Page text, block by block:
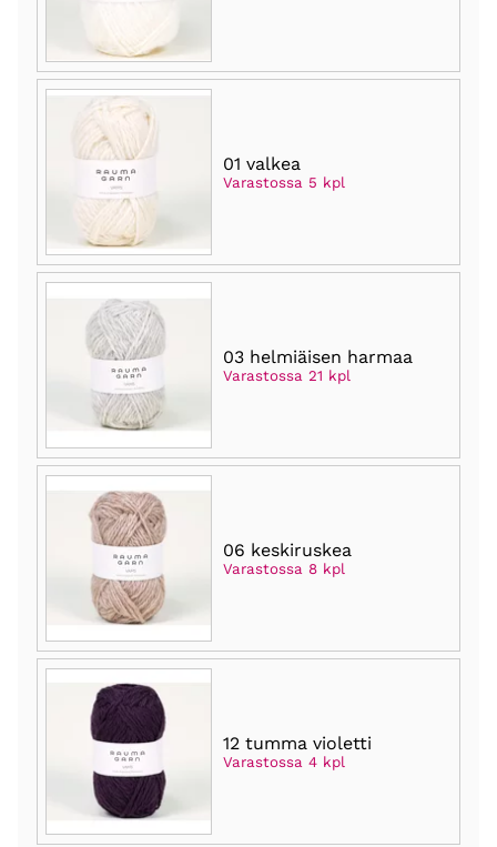
01 valkea
Varastossa 5 kpl
03 helmiäisen harmaa
Varastossa 21 kpl
06 keskiruskea
Varastossa 8 kpl
12 tumma violetti
Varastossa 4 kpl